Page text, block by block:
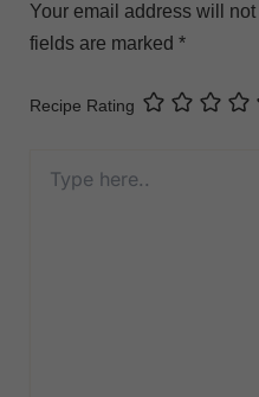
Your email address will
fields are marked *
Recipe Rating
here..